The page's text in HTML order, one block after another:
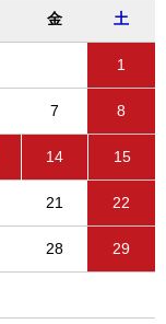
金 土
1
7 8
14 15
21 22
28 29